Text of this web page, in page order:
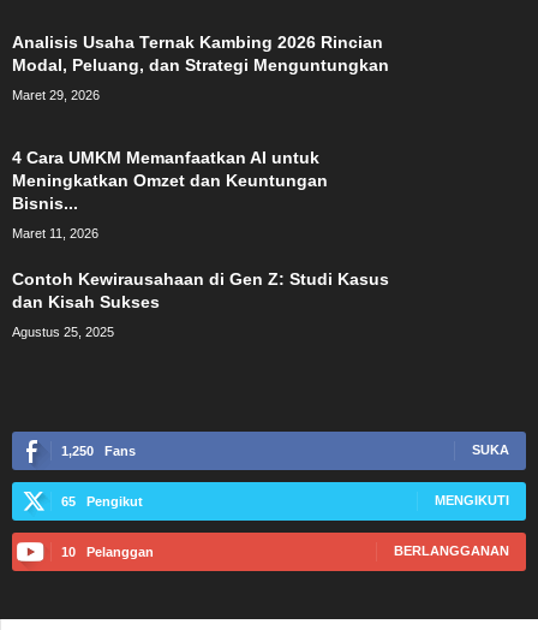
Analisis Usaha Ternak Kambing 2026 Rincian
Modal, Peluang, dan Strategi Menguntungkan
Maret 29, 2026
4 Cara UMKM Memanfaatkan AI untuk
Meningkatkan Omzet dan Keuntungan
Bisnis...
Maret 11, 2026
Contoh Kewirausahaan di Gen Z: Studi Kasus
dan Kisah Sukses
Agustus 25, 2025
1,250 Fans SUKA
65 Pengikut MENGIKUTI
10 Pelanggan BERLANGGANAN